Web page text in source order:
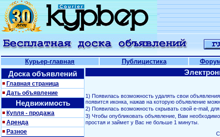
Курьер-главная Публицистика
Доска объявлений
Главная страница
Дать объявление
Недвижимость
Купля - продажа
Аренда
Разное
1) Появилась возможность удалять свои
появится иконка, нажав на которую объявление
2) Появилась возможность скрывать свой е-mail,
3) Чтобы опубликовать объявление, Вам
простая и займет у Вас не больше 1 минуты.